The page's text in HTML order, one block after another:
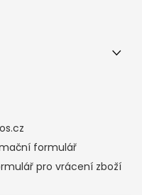
formulář
pro vrácení zboží